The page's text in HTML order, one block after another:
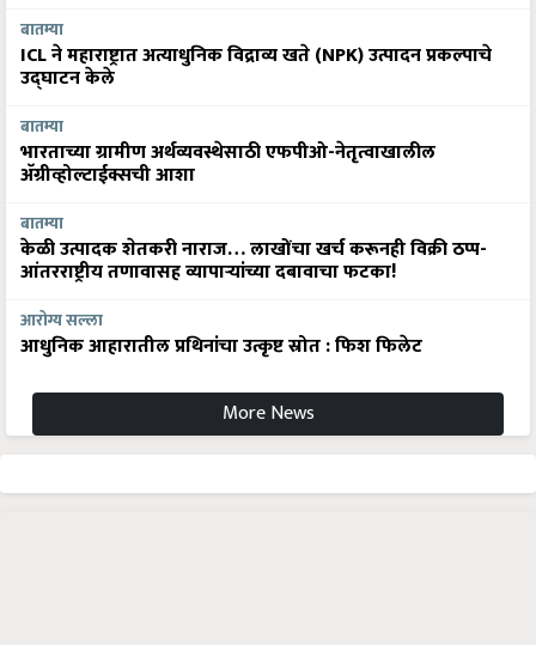
बातम्या
ICL ने महाराष्ट्रात अत्याधुनिक विद्राव्य खते (NPK) उत्पादन प्रकल्पाचे
उद्घाटन केले
बातम्या
भारताच्या ग्रामीण अर्थव्यवस्थेसाठी एफपीओ-नेतृत्वाखालील
अ‍ॅग्रीव्होल्टाईक्सची आशा
बातम्या
केळी उत्पादक शेतकरी नाराज… लाखोंचा खर्च करूनही विक्री ठप्प-
आंतरराष्ट्रीय तणावासह व्यापाऱ्यांच्या दबावाचा फटका!
आरोग्य सल्ला
आधुनिक आहारातील प्रथिनांचा उत्कृष्ट स्रोत : फिश फिलेट
More News